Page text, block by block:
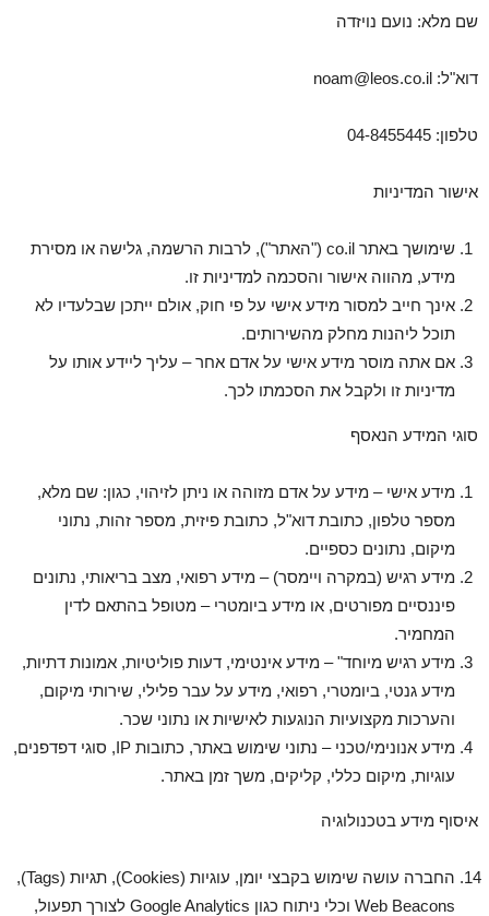
שם מלא: נועם נויזדה
דוא"ל: noam@leos.co.il
טלפון: 04-8455445
אישור המדיניות
שימושך באתר co.il ("האתר"), לרבות הרשמה, גלישה או מסירת
מידע, מהווה אישור והסכמה למדיניות זו.
אינך חייב למסור מידע אישי על פי חוק, אולם ייתכן שבלעדיו לא
תוכל ליהנות מחלק מהשירותים.
אם אתה מוסר מידע אישי על אדם אחר – עליך ליידע אותו על
מדיניות זו ולקבל את הסכמתו לכך.
סוגי המידע הנאסף
מידע אישי – מידע על אדם מזוהה או ניתן לזיהוי, כגון: שם מלא,
מספר טלפון, כתובת דוא"ל, כתובת פיזית, מספר זהות, נתוני
מיקום, נתונים כספיים.
מידע רגיש (במקרה ויימסר) – מידע רפואי, מצב בריאותי, נתונים
פיננסיים מפורטים, או מידע ביומטרי – מטופל בהתאם לדין
המחמיר.
מידע רגיש מיוחד" – מידע אינטימי, דעות פוליטיות, אמונות דתיות,
מידע גנטי, ביומטרי, רפואי, מידע על עבר פלילי, שירותי מיקום,
והערכות מקצועיות הנוגעות לאישיות או נתוני שכר.
מידע אנונימי/טכני – נתוני שימוש באתר, כתובות IP, סוגי דפדפנים,
עוגיות, מיקום כללי, קליקים, משך זמן באתר.
איסוף מידע בטכנולוגיה
החברה עושה שימוש בקבצי יומן, עוגיות (Cookies), תגיות (Tags),
Web Beacons וכלי ניתוח כגון Google Analytics לצורך תפעול,